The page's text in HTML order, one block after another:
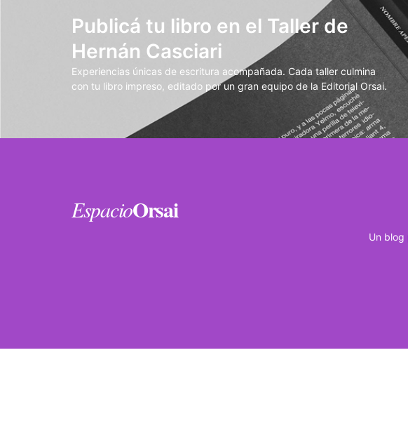
Publicá tu libro en el Taller de
Hernán Casciari
Experiencias únicas de escritura acompañada. Cada taller culmina
con tu libro impreso, editado por un gran equipo de la Editorial Orsai.
EspacioOrsai
Un blog